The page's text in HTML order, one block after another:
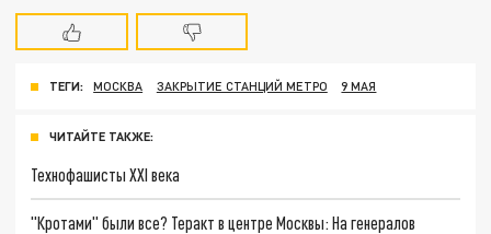
ТЕГИ: МОСКВА ЗАКРЫТИЕ СТАНЦИЙ МЕТРО 9 МАЯ
ЧИТАЙТЕ ТАКЖЕ:
Технофашисты XXI века
"Кротами" были все? Теракт в центре Москвы: На генералов